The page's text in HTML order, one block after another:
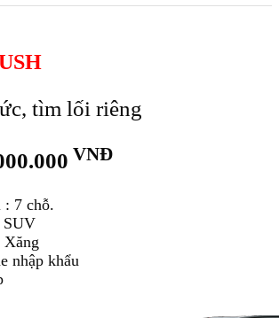
tìm lối riêng
VNĐ
: 7 chỗ.
SUV
nhập khẩu